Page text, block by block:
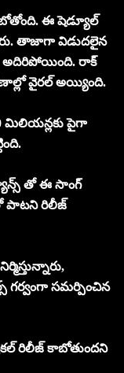
ఈ షెడ్యూల్
తాజాగా విడుదలైన
అదిరిపోయింది. రాక్
వైరల్ అయ్యింది.
మిలియన్లకు పైగా
తో ఈ సాంగ్
పాటని రిలీజ్
గర్వంగా సమర్పించిన
రిలీజ్ కాబోతుందని